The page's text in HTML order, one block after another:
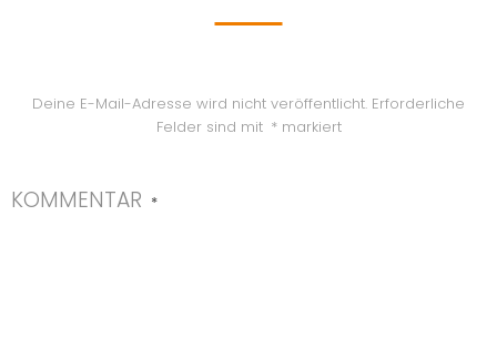
Deine E-Mail-Adresse wird nicht veröffentlicht. Erforderliche
Felder sind mit *markiert
KOMMENTAR *